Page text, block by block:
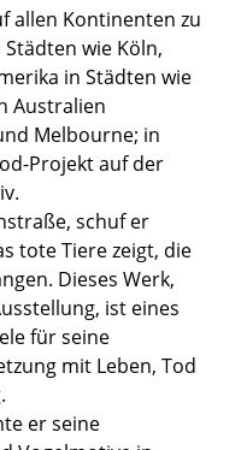
allen Kontinenten zu
wie Köln,
in Städten wie
Australien
Melbourne; in
Projekt auf der
schuf er
tote Tiere zeigt, die
Dieses Werk,
ist eines
für seine
mit Leben, Tod
er seine